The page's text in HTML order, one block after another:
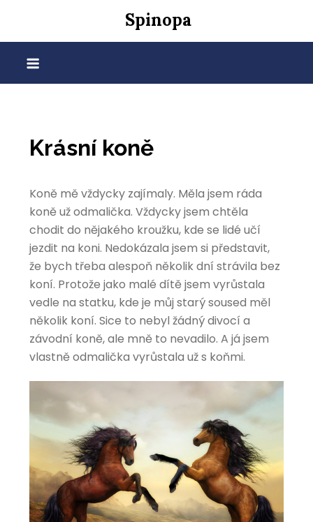
content
Spinopa
Krásní koně
Koně mě vždycky zajímaly. Měla jsem ráda
koně už odmalička. Vždycky jsem chtěla
chodit do nějakého kroužku, kde se lidé učí
jezdit na koni. Nedokázala jsem si představit,
že bych třeba alespoň několik dní strávila bez
koní. Protože jako malé dítě jsem vyrůstala
vedle na statku, kde je můj starý soused měl
několik koní. Sice to nebyl žádný divocí a
závodní koně, ale mně to nevadilo. A já jsem
vlastně odmalička vyrůstala už s koňmi.